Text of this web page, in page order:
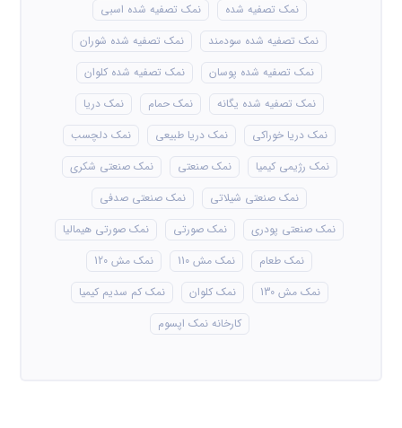
نمک تصفیه شده
نمک تصفیه شده اسبی
نمک تصفیه شده سودمند
نمک تصفیه شده شوران
نمک تصفیه شده پوسان
نمک تصفیه شده کلوان
نمک تصفیه شده یگانه
نمک حمام
نمک دریا
نمک دریا خوراکی
نمک دریا طبیعی
نمک دلچسب
نمک رژیمی کیمیا
نمک صنعتی
نمک صنعتی شکری
نمک صنعتی شیلاتی
نمک صنعتی صدفی
نمک صنعتی پودری
نمک صورتی
نمک صورتی هیمالیا
نمک طعام
نمک مش 110
نمک مش 120
نمک مش 130
نمک کلوان
نمک کم سدیم کیمیا
کارخانه نمک اپسوم